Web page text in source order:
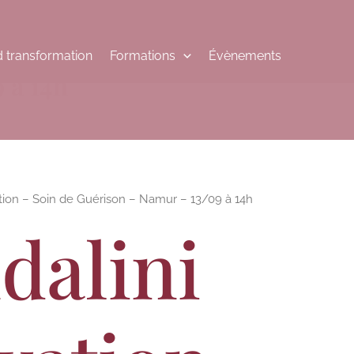
transformation Formations
Évènements
14h
– Soin de Guérison – Namur – 13/09 à 14h